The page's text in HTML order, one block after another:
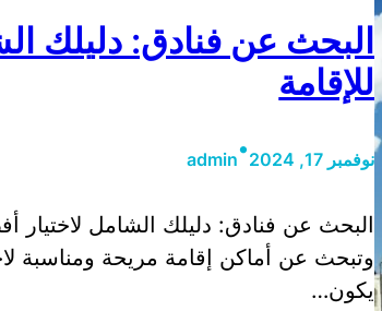
البحث عن فنادق: دليلك
للإقامة
نوفمبر 17, 2024 •
admin
البحث عن فنادق: دليلك الشامل لاختيار
وتبحث عن أماكن إقامة مريحة ومناسبة
يكون…